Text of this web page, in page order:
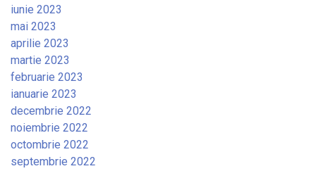
iunie 2023
mai 2023
aprilie 2023
martie 2023
februarie 2023
ianuarie 2023
decembrie 2022
noiembrie 2022
octombrie 2022
septembrie 2022